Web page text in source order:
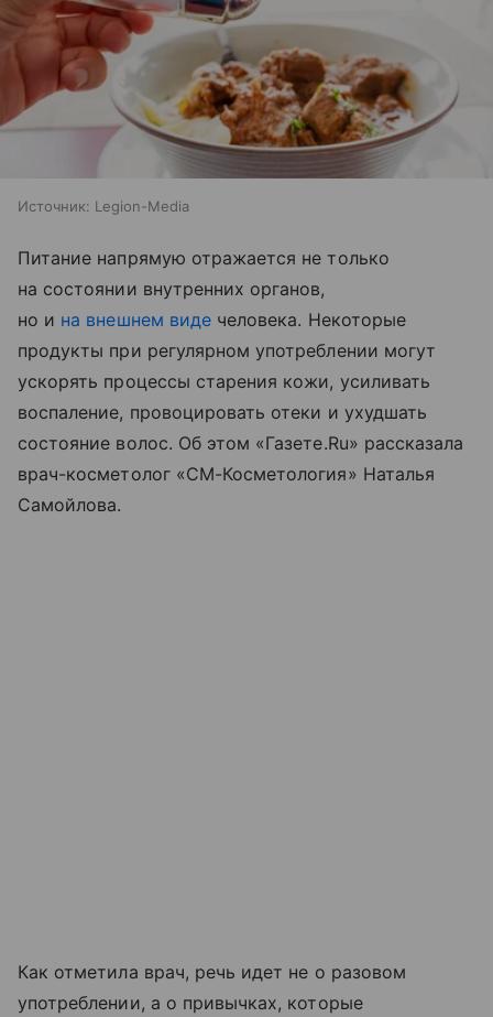
Источник: Legion-Media
Питание напрямую отражается не только
на состоянии внутренних органов,
но и на внешнем видечеловека. Некоторые
продукты при регулярном употреблении могут
ускорять процессы старения кожи, усиливать
воспаление, провоцировать отеки и ухудшать
состояние волос. Об этом «Газете.Ru» рассказала
врач-косметолог «СМ-Косметология» Наталья
Самойлова.
Как отметила врач, речь идет не о разовом
употреблении, а о привычках, которые